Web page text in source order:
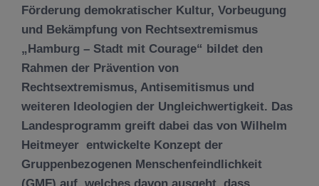
Förderung demokratischer Kultur, Vorbeugung
und Bekämpfung von Rechtsextremismus
„Hamburg – Stadt mit Courage“ bildet den
Rahmen der Prävention von
Rechtsextremismus, Antisemitismus und
weiteren Ideologien der Ungleichwertigkeit. Das
Landesprogramm greift dabei das von Wilhelm
Heitmeyer entwickelte Konzept der
Gruppenbezogenen Menschenfeindlichkeit
(GMF) auf, welches davon ausgeht, dass